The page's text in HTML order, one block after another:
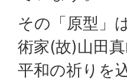
その「原型」
術家(故)山田
平和の祈りを